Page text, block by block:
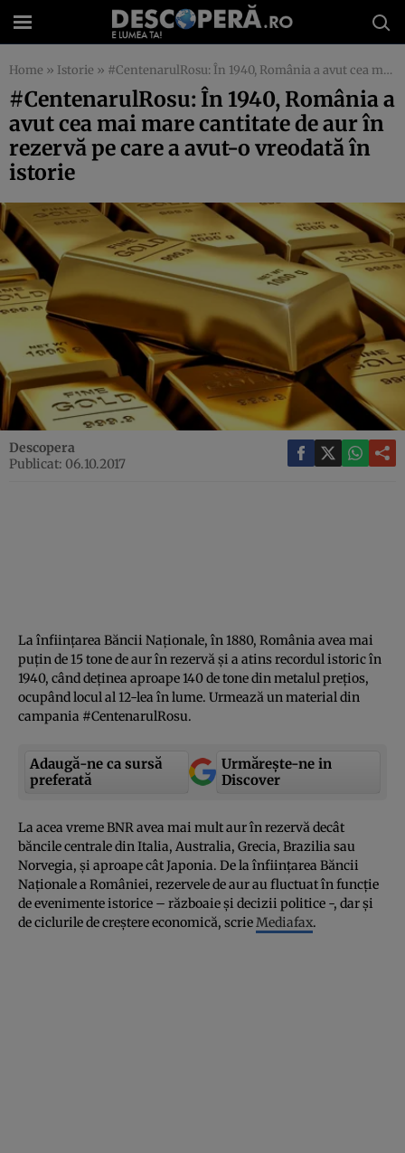
Home » Istorie » #CentenarulRosu: În 1940, România a avut cea mai mare cantitate de aur în rezervă pe care a avut-o vreodată în istorie
#CentenarulRosu: În 1940, România a
avut cea mai mare cantitate de aur în
rezervă pe care a avut-o vreodată în
istorie
Descopera
Publicat: 06.10.2017
La înfiinţarea Băncii Naţionale, în 1880, România avea mai
puţin de 15 tone de aur în rezervă şi a atins recordul istoric în
1940, când deţinea aproape 140 de tone din metalul preţios,
ocupând locul al 12-lea în lume. Urmează un material din
campania #CentenarulRosu.
Adaugă-ne ca sursă
preferată
Urmărește-ne in
Discover
La acea vreme BNR avea mai mult aur în rezervă decât
băncile centrale din Italia, Australia, Grecia, Brazilia sau
Norvegia, şi aproape cât Japonia. De la înfiinţarea Băncii
Naţionale a României, rezervele de aur au fluctuat în funcţie
de evenimente istorice – războaie şi decizii politice -, dar şi
de ciclurile de creştere economică, scrieMediafax.